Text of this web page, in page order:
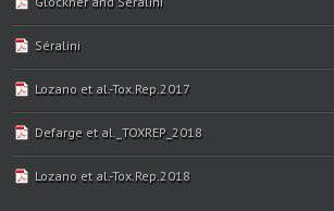
Séralini
Lozano et al.-Tox.Rep.2017
Defarge et al._TOXREP_2018
Lozano et al.-Tox.Rep.2018